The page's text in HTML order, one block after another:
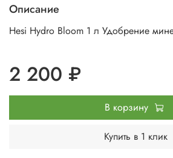
Описание
Hesi Hydro Bloom 1 л Удобрение
2 200 ₽
В корзину
Купить в 1 клик